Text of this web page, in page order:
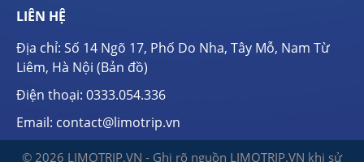
LIÊN HỆ
Địa chỉ: Số 14 Ngõ 17, Phố Do Nha, Tây Mỗ, Nam Từ
Liêm, Hà Nội (Bản đồ)
Điện thoại: 0333.054.336
Email: contact@limotrip.vn
© 2026 LIMOTRIP.VN - Ghi rõ nguồn LIMOTRIP.VN khi sử